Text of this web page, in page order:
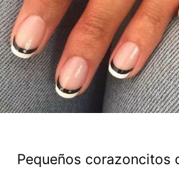
Pequeños corazoncitos